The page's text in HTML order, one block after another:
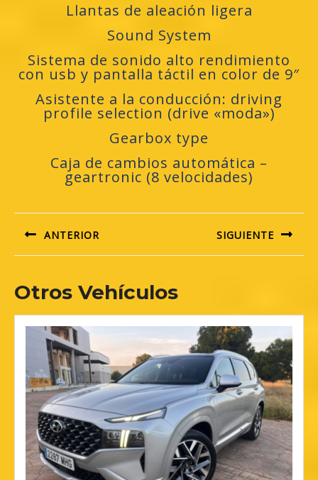
Llantas de aleación ligera
Sound System
Sistema de sonido alto rendimiento
con usb y pantalla táctil en color de 9″
Asistente a la conducción: driving
profile selection (drive «moda»)
Gearbox type
Caja de cambios automática –
geartronic (8 velocidades)
Navegación
de
entradas
ANTERIOR
post:
SIGUIENTE
post:
Otros Vehículos